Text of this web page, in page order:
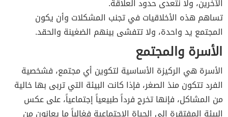
الآخرين، ولا نتعدى حدود العلاقة.
تساهم هذه الأخلاقيات في تجنب المشكلات وأن يكون
المجتمع يد واحدة، ولا تتفشى بينهم الضغينة والحقد.
الأسرة والمجتمع
الأسرة هي الركيزة الأساسية لتكوين أي مجتمع، فشخصية
الفرد تتكون منذ الصغر، فإذا كانت البيئة التي تربى بها خالية
من المشاكل، فإنها تخرج فرداً طبيعياً إجتماعياً، على عكس
البيئة المفتقرة إلى الحياة الاجتماعية فغالباً ما يعانون من